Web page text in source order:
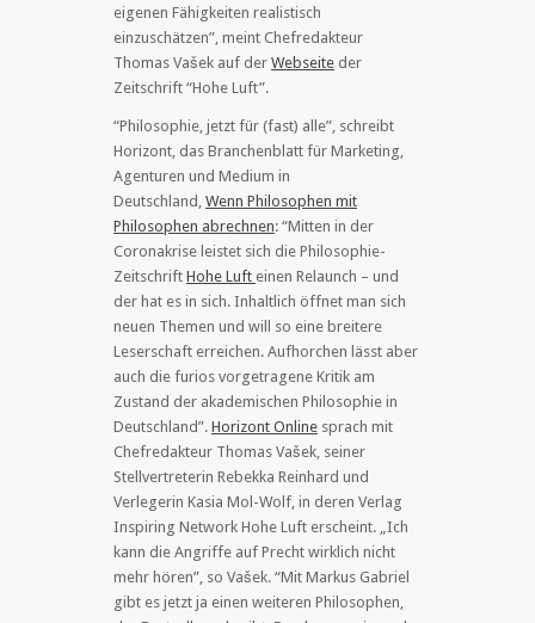
eigenen Fähigkeiten realistisch
einzuschätzen”, meint Chefredakteur
Thomas Vašek auf der Webseite der
Zeitschrift “Hohe Luft”.
“Philosophie, jetzt für (fast) alle”, schreibt
Horizont, das Branchenblatt für Marketing,
Agenturen und Medium in
Deutschland, Wenn Philosophen mit
Philosophen abrechnen: “Mitten in der
Coronakrise leistet sich die Philosophie-
Zeitschrift Hohe Luft einen Relaunch – und
der hat es in sich. Inhaltlich öffnet man sich
neuen Themen und will so eine breitere
Leserschaft erreichen. Aufhorchen lässt aber
auch die furios vorgetragene Kritik am
Zustand der akademischen Philosophie in
Deutschland”. Horizont Online sprach mit
Chefredakteur Thomas Vašek, seiner
Stellvertreterin Rebekka Reinhard und
Verlegerin Kasia Mol-Wolf, in deren Verlag
Inspiring Network Hohe Luft erscheint. „Ich
kann die Angriffe auf Precht wirklich nicht
mehr hören”, so Vašek. “Mit Markus Gabriel
gibt es jetzt ja einen weiteren Philosophen,